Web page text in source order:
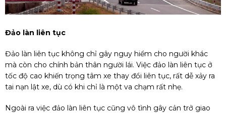
Đảo làn liên tục
Đảo làn liên tục không chỉ gây nguy hiểm cho người khác
mà còn cho chính bản thân người lái. Việc đảo làn liên tục ở
tốc độ cao khiến trọng tâm xe thay đổi liên tục, rất dễ xảy ra
tai nạn lật xe, dù có khi chỉ là một va chạm rất nhẹ.
Ngoài ra việc đảo làn liên tục cũng vô tình gây cản trở giao